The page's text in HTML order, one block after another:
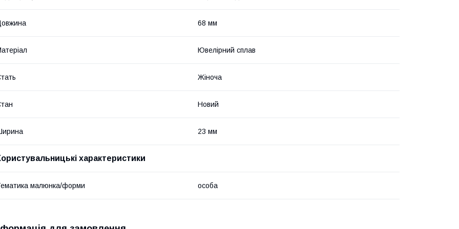
68 мм
Ювелірний сплав
Жіноча
Новий
23 мм
характеристики
малюнка/форми особа